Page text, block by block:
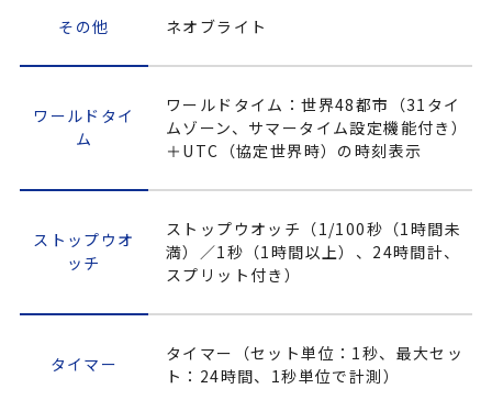
その他 ネオブライト
ワールドタイ
ム
ワールドタイム：世界48都市（31タイ
ムゾーン、サマータイム設定機能付き）
＋UTC（協定世界時）の時刻表示
ストップウオ
ッチ
ストップウオッチ（1/100秒（1時間未
満）／1秒（1時間以上）、24時間計、
スプリット付き）
タイマー
タイマー（セット単位：1秒、最大セッ
ト：24時間、1秒単位で計測）